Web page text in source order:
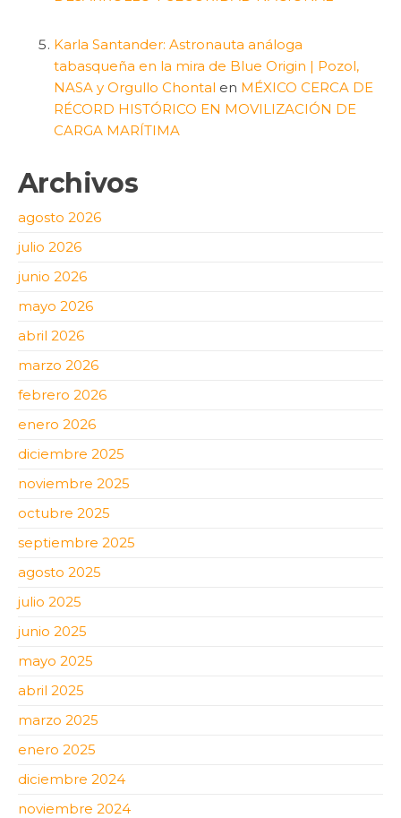
Karla Santander: Astronauta análoga
tabasqueña en la mira de Blue Origin | Pozol,
NASA y Orgullo Chontal en MÉXICO CERCA DE
RÉCORD HISTÓRICO EN MOVILIZACIÓN DE
CARGA MARÍTIMA
Archivos
agosto 2026
julio 2026
junio 2026
mayo 2026
abril 2026
marzo 2026
febrero 2026
enero 2026
diciembre 2025
noviembre 2025
octubre 2025
septiembre 2025
agosto 2025
julio 2025
junio 2025
mayo 2025
abril 2025
marzo 2025
enero 2025
diciembre 2024
noviembre 2024